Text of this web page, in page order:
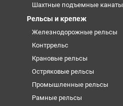
Шахтные подъемные канаты
Рельсы и крепеж
Железнодорожные рельсы
Контррельс
Крановые рельсы
Остряковые рельсы
Промышленные рельсы
Рамные рельсы